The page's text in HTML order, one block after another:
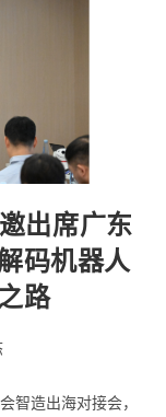
出席广东
码机器人
路
智造出海对接会，